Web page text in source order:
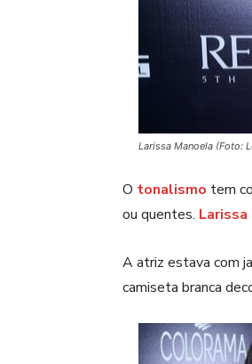
Larissa Manoela (Foto:
O tonalismo tem
ou quentes. Larissa
A atriz estava com
camiseta branca